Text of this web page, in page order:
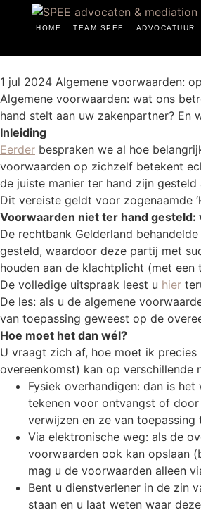
HOME TEAM SPEE ADVOCATUUR
1 jul 2024 Algemene voorwaarden:
Algemene voorwaarden: wat ons
hand stelt aan uw zakenpartner? En
Inleiding
Eerder bespraken we al hoe
voorwaarden op zichzelf betekent
de juiste manier ter hand zijn
Dit vereiste geldt voor zogenaamde
Voorwaarden niet ter hand gesteld:
De rechtbank Gelderland
gesteld, waardoor deze partij met
houden aan de klachtplicht (met
De volledige uitspraak leest u hier
De les: als u de algemene
van toepassing geweest op de
Hoe moet het dan wél?
U vraagt zich af, hoe moet ik
overeenkomst) kan op verschillende
Fysiek overhandigen: dan is
tekenen voor ontvangst of
verwijzen en ze van toepassing
Via elektronische weg: als de
voorwaarden ook kan opslaan
mag u de voorwaarden alleen
Bent u dienstverlener in de zin
staan en u laat weten waar